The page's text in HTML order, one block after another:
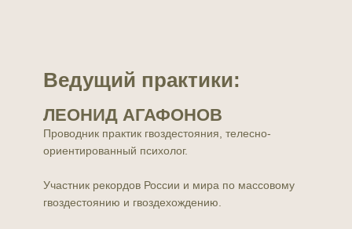
Ведущий практики:
ЛЕОНИД АГАФОНОВ
Проводник практик гвоздестояния, телесно-
ориентированный психолог.
Участник рекордов России и мира по массовому
гвоздестоянию и гвоздехождению.